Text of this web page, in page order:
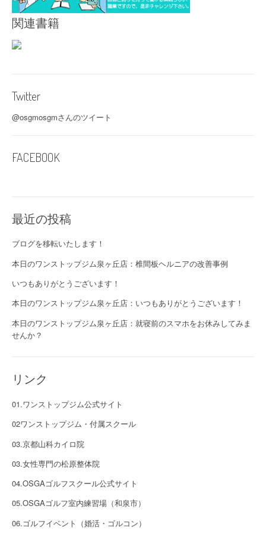
関連書籍
Twitter
@osgmosgmさんのツイート
FACEBOOK
最近の投稿
ブログを移転いたします！
本日のワンストップジム泉ヶ丘店：椎間板ヘルニアの改善事例
いつもありがとうございます！
本日のワンストップジム泉ヶ丘店：いつもありがとうございます！
本日のワンストップジム泉ヶ丘店：就寝前のスマホをお休みしてみま
せんか？
リンク
01.ワンストップジム公式サイト
02ワンストップジム・付属スクール
03.京都山科カイロ院
03.女性専門の松原整体院
04.OSGAゴルフスクール公式サイト
05.OSGAゴルフ室内練習場（和泉市）
06.ゴルフイベント（婚活・ゴルコン）